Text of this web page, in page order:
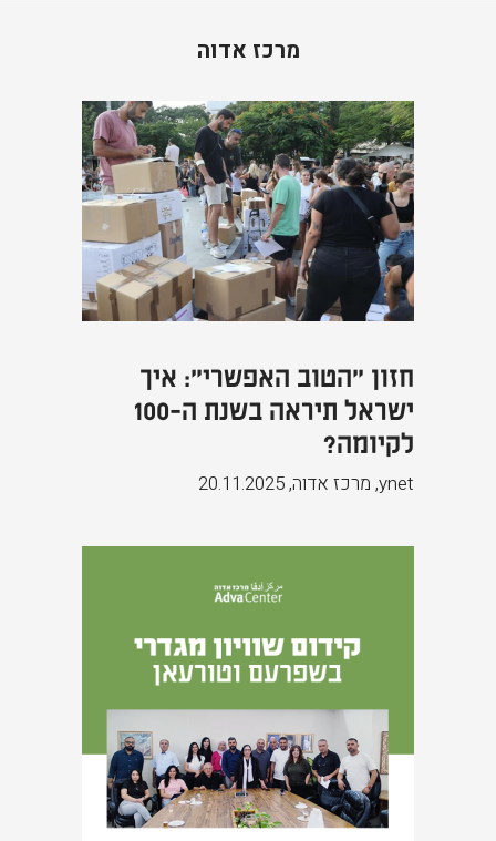
מרכז אדוה
חזון "הטוב האפשרי": איך
ישראל תיראה בשנת ה-100
לקיומה?
ynet, מרכז אדוה ,
20.11.2025